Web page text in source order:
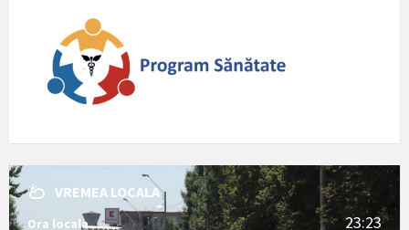
VREMEA LOCALA
Ora locala 23:23